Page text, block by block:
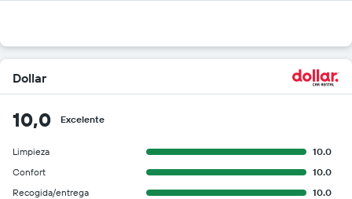
Dollar
10,0 Excelente
Limpieza
10.0
Confort
10.0
Recogida/entrega
10.0